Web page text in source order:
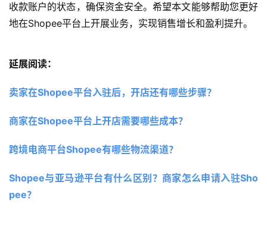
收款账户的状态，确保资金安全。希望本文能够帮助您更好
地在Shopee平台上开展业务，实现销售增长和盈利提升。
延展阅读：
卖家在Shopee平台入驻后，开店还有哪些步骤？
商家在Shopee平台上开店需要哪些成本？
跨境电商平台Shopee有哪些物流渠道？
Shopee与亚马逊平台有什么区别？商家怎么申请入驻Sho
pee？